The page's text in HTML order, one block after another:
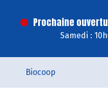
Prochaine
Samedi :
Biocoop